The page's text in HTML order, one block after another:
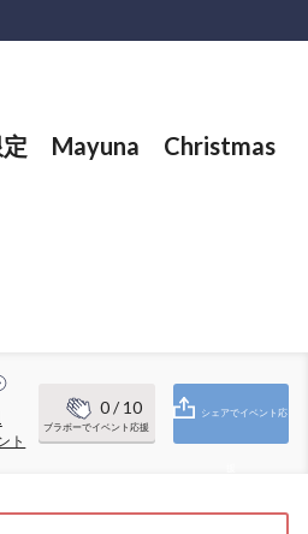
定 Mayuna Christmas
ト
0/ 10
ブラボーでイベント応援
シェアでイベント応